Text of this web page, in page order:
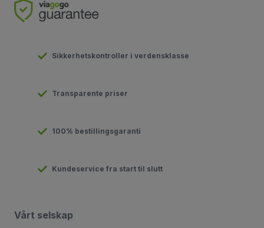
Sikkerhetskontroller i verdensklasse
Transparente priser
100% bestillingsgaranti
Kundeservice fra start til slutt
Vårt selskap